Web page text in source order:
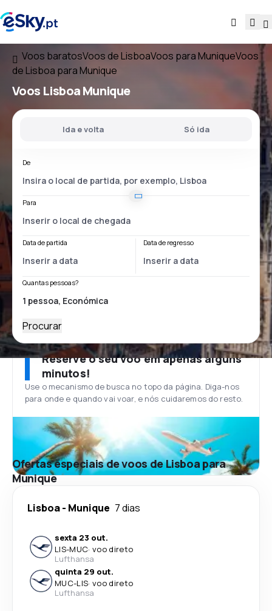
Voos baratosVoos de LisboaVoos para MuniqueVoos
de Lisboa para Munique
Voos Lisboa Munique
Ida e volta Só ida
De
Para
Data de partida Data de regresso
Quantas pessoas?
Procurar
Reserve o seu voo em apenas alguns
minutos!
Use o mecanismo de busca no topo da página. Diga-nos
para onde e quando vai voar, e nós cuidaremos do resto.
Ofertas especiais de voos de Lisboa para
Munique
Lisboa- Munique 7 dias
sexta 23 out.
LIS-MUC· voo direto
Lufthansa
quinta 29 out.
MUC-LIS· voo direto
Lufthansa